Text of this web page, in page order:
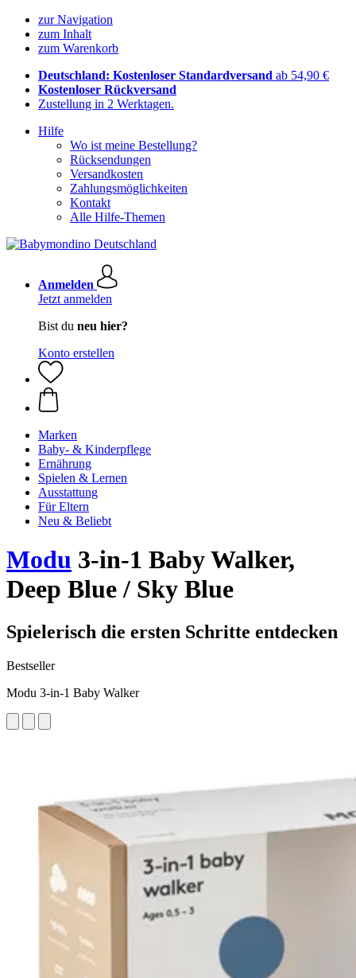
zur Navigation
zum Inhalt
zum Warenkorb
Deutschland: Kostenloser Standardversand ab 54,90 €
Kostenloser Rückversand
Zustellung in 2 Werktagen.
Hilfe
Wo ist meine Bestellung?
Rücksendungen
Versandkosten
Zahlungsmöglichkeiten
Kontakt
Alle Hilfe-Themen
Anmelden
Jetzt anmelden
Bist du neu hier?
Konto erstellen
Marken
Baby- & Kinderpflege
Ernährung
Spielen & Lernen
Ausstattung
Für Eltern
Neu & Beliebt
Modu 3-in-1 Baby Walker,
Deep Blue / Sky Blue
Spielerisch die ersten Schritte entdecken
Bestseller
Modu 3-in-1 Baby Walker